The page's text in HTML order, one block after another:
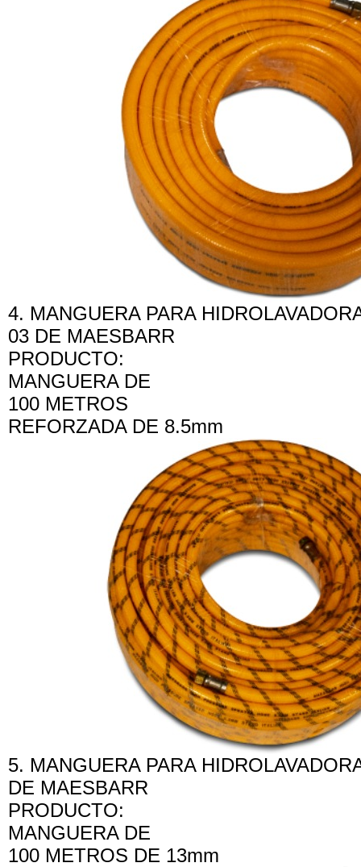
4. MANGUERA PARA
03 DE MAESBARR
PRODUCTO:
MANGUERA DE
100 METROS
REFORZADA DE 8.5mm
5. MANGUERA PARA
DE MAESBARR
PRODUCTO:
MANGUERA DE
100 METROS DE 13mm